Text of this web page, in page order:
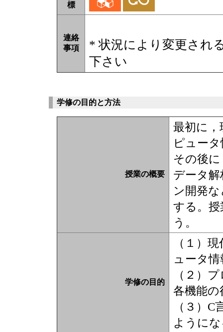
標
連絡
事項
* 状況により変更され
下さい
学修の目的と方法
授業の概要
最初に
ピュー
その後
データ
ン開発
する。
う。
学修の目的
（１）
ュータ
（２）
各機能の
（３）
ように